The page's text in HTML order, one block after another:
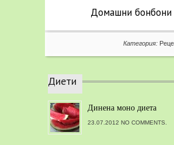
Домашни бонбони
Категория:
Диети
Динена моно диета
23.07.2012 NO COMMENTS.